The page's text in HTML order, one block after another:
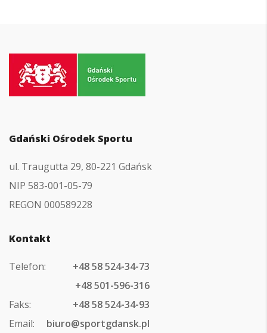
strony
Gdański Ośrodek Sportu
ul. Traugutta 29, 80-221 Gdańsk
NIP 583-001-05-79
REGON 000589228
Kontakt
Telefon:
+48 58 524-34-73
+48 501-596-316
Faks:
+48 58 524-34-93
Email:
biuro@sportgdansk.pl